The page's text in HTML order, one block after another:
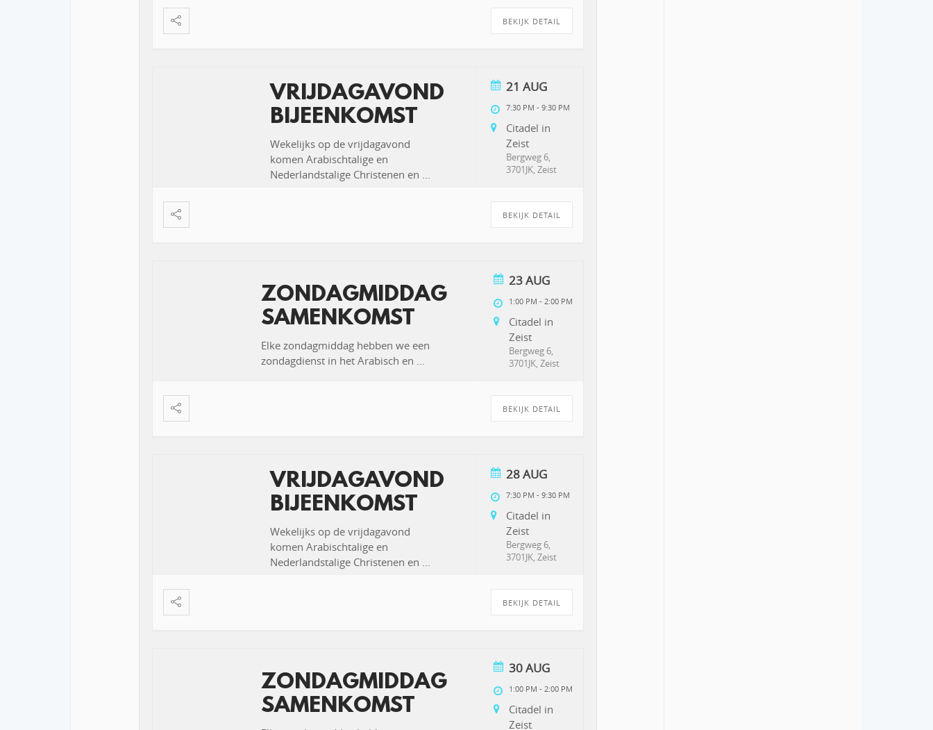
BEKIJK DETAIL
VRIJDAGAVOND
BIJEENKOMST
Wekelijks op de vrijdagavond
komen Arabischtalige en
Nederlandstalige Christenen en ...
21 AUG
7:30 PM - 9:30 PM
Citadel in
Zeist
Bergweg 6,
3701JK, Zeist
BEKIJK DETAIL
ZONDAGMIDDAG
SAMENKOMST
Elke zondagmiddag hebben we een
zondagdienst in het Arabisch en ...
23 AUG
1:00 PM - 2:00 PM
Citadel in
Zeist
Bergweg 6,
3701JK, Zeist
BEKIJK DETAIL
VRIJDAGAVOND
BIJEENKOMST
Wekelijks op de vrijdagavond
komen Arabischtalige en
Nederlandstalige Christenen en ...
28 AUG
7:30 PM - 9:30 PM
Citadel in
Zeist
Bergweg 6,
3701JK, Zeist
BEKIJK DETAIL
ZONDAGMIDDAG
SAMENKOMST
30 AUG
1:00 PM - 2:00 PM
Citadel in
Zeist